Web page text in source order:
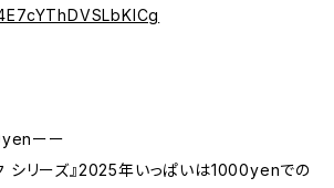
ーー
シリーズ』2025年いっぱいは1000yenでの